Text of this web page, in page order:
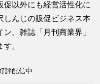
促以外にも経営活性化に
しんじの販促ビジネス本
。雑誌「月刊商業界」
。
評配信中